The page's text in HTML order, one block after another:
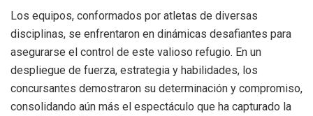
Los equipos, conformados por atletas de diversas
disciplinas, se enfrentaron en dinámicas desafiantes para
asegurarse el control de este valioso refugio. En un
despliegue de fuerza, estrategia y habilidades, los
concursantes demostraron su determinación y compromiso,
consolidando aún más el espectáculo que ha capturado la